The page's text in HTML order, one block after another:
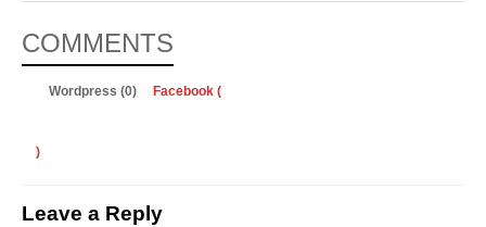
COMMENTS
Wordpress (0) Facebook (
)
Leave a Reply